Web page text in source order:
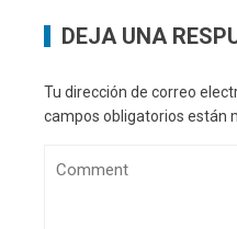
DEJA UNA
Tu dirección de correo
campos obligatorios están